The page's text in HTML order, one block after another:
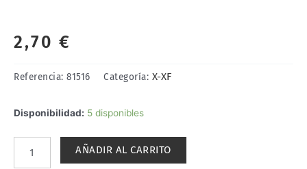
2,70 €
Referencia: 81516 Categoría: X-XF
Disponibilidad: 5 disponibles
X-
10ml.
AÑADIR AL CARRITO